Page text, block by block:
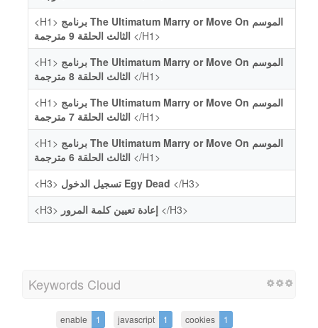
<H1> برنامج The Ultimatum Marry or Move On الموسم
الثالث الحلقة 9 مترجمة </H1>
<H1> برنامج The Ultimatum Marry or Move On الموسم
الثالث الحلقة 8 مترجمة </H1>
<H1> برنامج The Ultimatum Marry or Move On الموسم
الثالث الحلقة 7 مترجمة </H1>
<H1> برنامج The Ultimatum Marry or Move On الموسم
الثالث الحلقة 6 مترجمة </H1>
<H3>
تسجيل الدخول Egy Dead </H3>
<H3> إعادة تعيين كلمة المرور </H3>
Keywords Cloud
enable 1 javascript 1 cookies 1